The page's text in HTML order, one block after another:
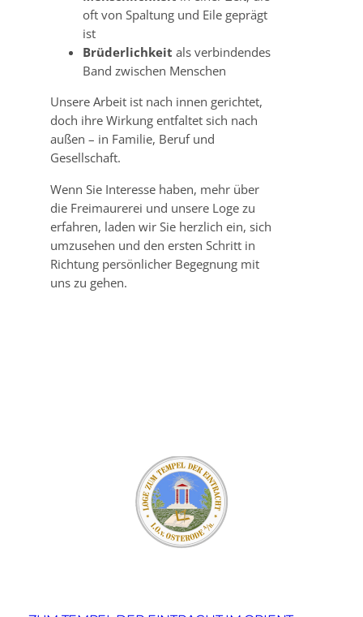
oft von Spaltung und Eile geprägt
ist
Brüderlichkeit als verbindendes
Band zwischen Menschen
Unsere Arbeit ist nach innen gerichtet,
doch ihre Wirkung entfaltet sich nach
außen – in Familie, Beruf und
Gesellschaft.
Wenn Sie Interesse haben, mehr über
die Freimaurerei und unsere Loge zu
erfahren, laden wir Sie herzlich ein, sich
umzusehen und den ersten Schritt in
Richtung persönlicher Begegnung mit
uns zu gehen.